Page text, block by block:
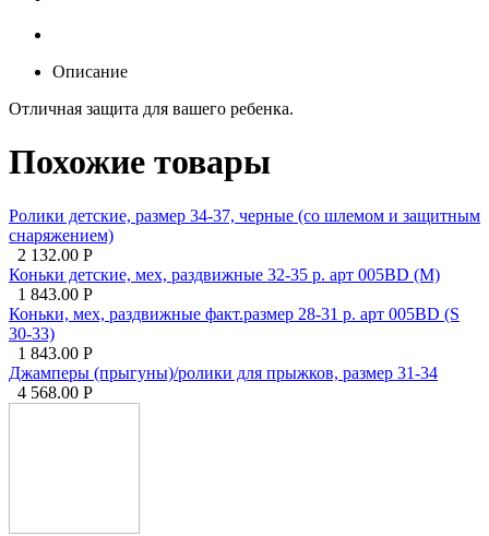
Описание
Отличная защита для вашего ребенка.
Похожие товары
Ролики детские, размер 34-37, черные (со шлемом и защитным
снаряжением)
2 132.00 Р
Коньки детские, мех, раздвижные 32-35 р. арт 005BD (М)
1 843.00 Р
Коньки, мех, раздвижные факт.размер 28-31 р. арт 005BD (S
30-33)
1 843.00 Р
Джамперы (прыгуны)/ролики для прыжков, размер 31-34
4 568.00 Р